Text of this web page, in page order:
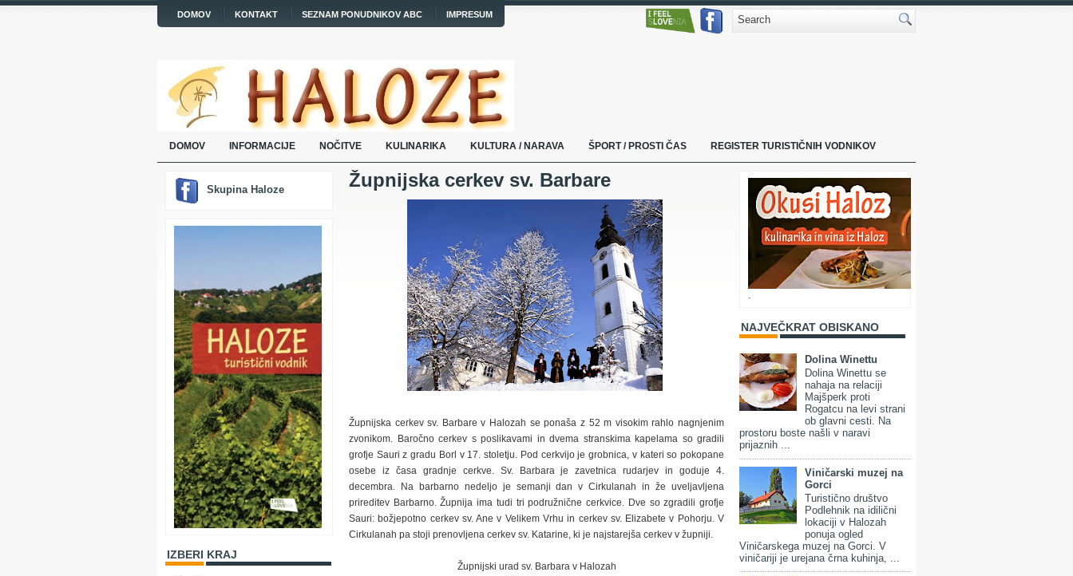
DOMOV KONTAKT SEZNAM PONUDNIKOV ABC IMPRESUM
DOMOV INFORMACIJE NOČITVE KULINARIKA KULTURA / NARAVA ŠPORT / PROSTI ČAS REGISTER TURISTIČNIH VODNIKOV
Skupina Haloze
IZBERI KRAJ
Župnijska cerkev sv. Barbare
Župnijska cerkev sv. Barbare v Halozah se ponaša z 52 m visokim rahlo nagnjenim
zvonikom. Baročno cerkev s poslikavami in dvema stranskima kapelama so gradili
grofje Sauri z gradu Borl v 17. stoletju. Pod cerkvijo je grobnica, v kateri so pokopane
osebe iz časa gradnje cerkve. Sv. Barbara je zavetnica rudarjev in goduje 4.
decembra. Na barbarno nedeljo je semanji dan v Cirkulanah in že uveljavljena
prireditev Barbarno. Župnija ima tudi tri podružnične cerkvice. Dve so zgradili grofje
Sauri: božjepotno cerkev sv. Ane v Velikem Vrhu in cerkev sv. Elizabete v Pohorju. V
Cirkulanah pa stoji prenovljena cerkev sv. Katarine, ki je najstarejša cerkev v župniji.
Župnijski urad sv. Barbara v Halozah
NAJVEČKRAT OBISKANO
Dolina Winettu
Dolina Winettu se
nahaja na relaciji
Majšperk proti
Rogatcu na levi strani
ob glavni cesti. Na
prostoru boste našli v naravi
prijaznih ...
Viničarski muzej na
Gorci
Turistično društvo
Podlehnik na idilični
lokaciji v Halozah
ponuja ogled
Viničarskega muzej na Gorci. V
viničariji je urejana črna kuhinja, ...